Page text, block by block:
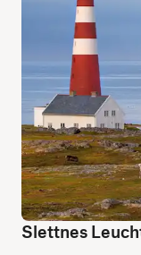
Slettnes